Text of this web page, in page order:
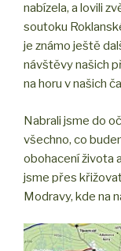
nabízela, a lovili
soutoku
je známo ještě
návštěvy našich
na horu v našich
Nabrali jsme do
všechno, co
obohacení života
jsme přes
Modravy, kde na